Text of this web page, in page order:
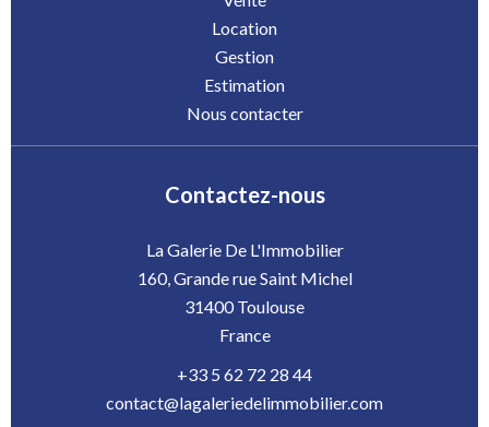
Location
Gestion
Estimation
Nous contacter
Contactez-nous
La Galerie De L'Immobilier
160, Grande rue Saint Michel
31400Toulouse
France
+33 5 62 72 28 44
contact@lagaleriedelimmobilier.com